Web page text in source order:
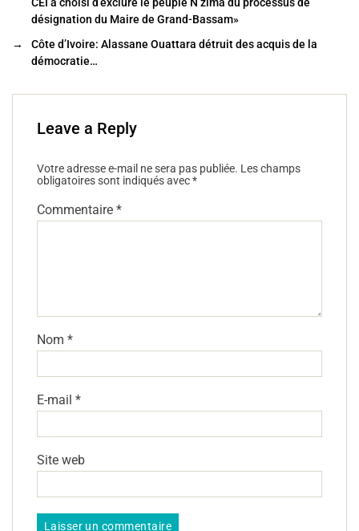
o
o
k
désignation du Maire de Grand-Bassam»
→
Côte d’Ivoire: Alassane Ouattara détruit des acquis de la
démocratie…
Leave a Reply
Votre adresse e-mail ne sera pas publiée. Les champs
obligatoires sont indiqués avec*
Commentaire *
Nom *
E-mail *
Site web